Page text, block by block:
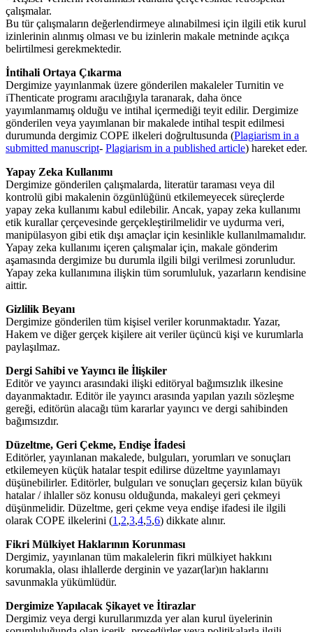
çalışmalar.
Bu tür çalışmaların değerlendirmeye alınabilmesi için ilgili etik kurul
izinlerinin alınmış olması ve bu izinlerin makale metninde açıkça
belirtilmesi gerekmektedir.
İntihali Ortaya Çıkarma
Dergimize yayınlanmak üzere gönderilen makaleler Turnitin ve
iThenticate programı aracılığıyla taranarak, daha önce
yayımlanmamış olduğu ve intihal içermediği teyit edilir. Dergimize
gönderilen veya yayımlanan bir makalede intihal tespit edilmesi
durumunda dergimiz COPE ilkeleri doğrultusunda (Plagiarism in a
submitted manuscript- Plagiarism in a published article) hareket eder.
Yapay Zeka Kullanımı
Dergimize gönderilen çalışmalarda, literatür taraması veya dil
kontrolü gibi makalenin özgünlüğünü etkilemeyecek süreçlerde
yapay zeka kullanımı kabul edilebilir. Ancak, yapay zeka kullanımı
etik kurallar çerçevesinde gerçekleştirilmelidir ve uydurma veri,
manipülasyon gibi etik dışı amaçlar için kesinlikle kullanılmamalıdır.
Yapay zeka kullanımı içeren çalışmalar için, makale gönderim
aşamasında dergimize bu durumla ilgili bilgi verilmesi zorunludur.
Yapay zeka kullanımına ilişkin tüm sorumluluk, yazarların kendisine
aittir.
Gizlilik Beyanı
Dergimize gönderilen tüm kişisel veriler korunmaktadır. Yazar,
Hakem ve diğer gerçek kişilere ait veriler üçüncü kişi ve kurumlarla
paylaşılmaz.
Dergi Sahibi ve Yayıncı ile İlişkiler
Editör ve yayıncı arasındaki ilişki editöryal bağımsızlık ilkesine
dayanmaktadır. Editör ile yayıncı arasında yapılan yazılı sözleşme
gereği, editörün alacağı tüm kararlar yayıncı ve dergi sahibinden
bağımsızdır.
Düzeltme, Geri Çekme, Endişe İfadesi
Editörler, yayınlanan makalede, bulguları, yorumları ve sonuçları
etkilemeyen küçük hatalar tespit edilirse düzeltme yayınlamayı
düşünebilirler. Editörler, bulguları ve sonuçları geçersiz kılan büyük
hatalar / ihlaller söz konusu olduğunda, makaleyi geri çekmeyi
düşünmelidir. Düzeltme, geri çekme veya endişe ifadesi ile ilgili
olarak COPE ilkelerini (1 ,2,3,4,5,6) dikkate alınır.
Fikri Mülkiyet Haklarının Korunması
Dergimiz, yayınlanan tüm makalelerin fikri mülkiyet hakkını
korumakla, olası ihlallerde derginin ve yazar(lar)ın haklarını
savunmakla yükümlüdür.
Dergimize Yapılacak Şikayet ve İtirazlar
Dergimiz veya dergi kurullarımızda yer alan kurul üyelerinin